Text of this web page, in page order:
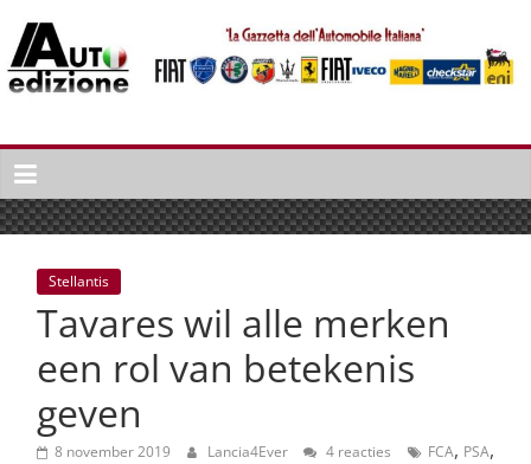
naar
inhoud
Auto
Edizione
La
Gazetta
dell'Automobile
Italiana
autonieuws
lifestyle
Stellantis
Tavares wil alle merken
een rol van betekenis
geven
8 november 2019 Lancia4Ever 4 reacties FCA, PSA,